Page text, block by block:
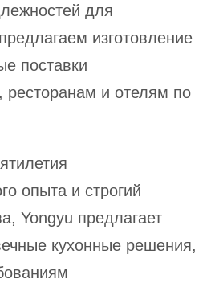
для
изготовление
поставки
ресторанам и отелям по
опыта и строгий
Yongyu предлагает
кухонные решения,